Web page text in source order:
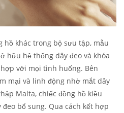
hồ khác trong bộ sưu tập, mẫu
hữu hệ thống dây đeo và khóa
với mọi tình huống. Bên
mại và linh động nhờ mắt dây
Malta, chiếc đồng hồ kiều
bổ sung. Qua cách kết hợp